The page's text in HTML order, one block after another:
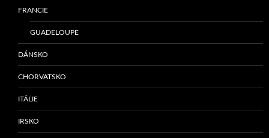
FRANCIE
GUADELOUPE
DÁNSKO
CHORVATSKO
ITÁLIE
IRSKO